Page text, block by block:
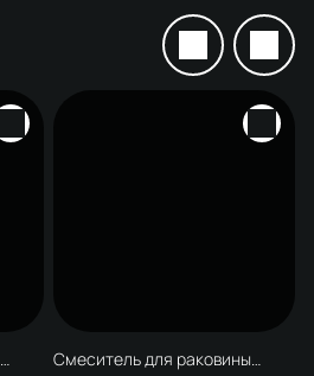
Смеситель для раковины